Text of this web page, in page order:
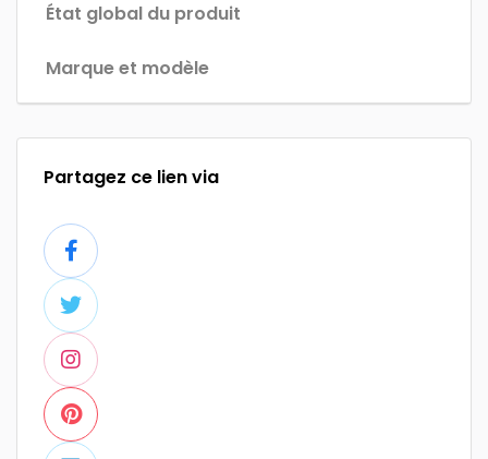
État global du produit
Marque et modèle
Partagez ce lien via